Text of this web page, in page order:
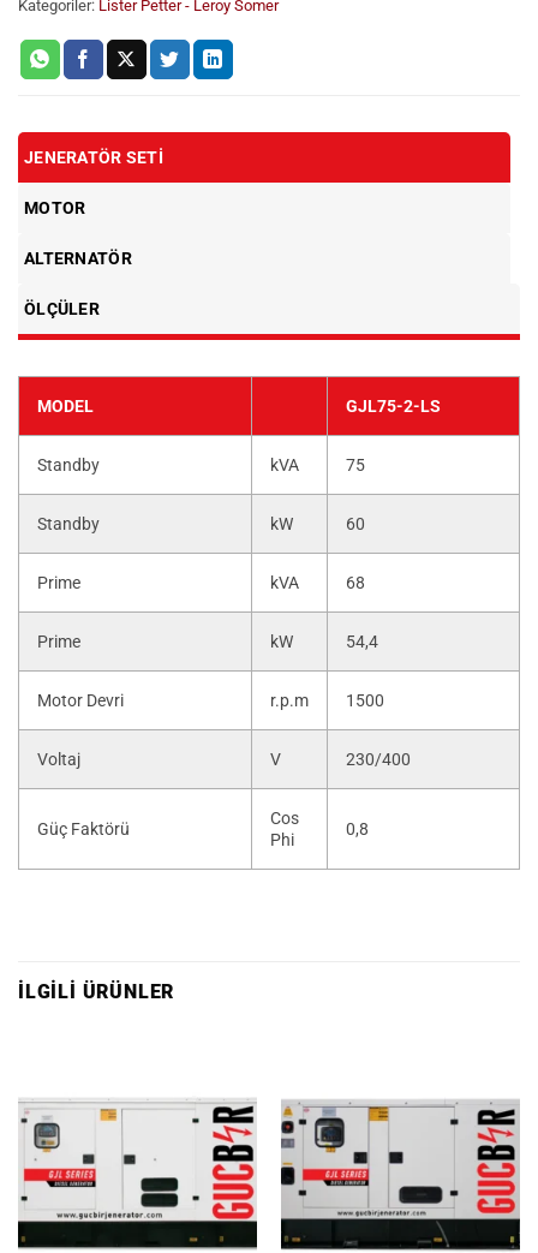
Kategoriler: Lister Petter - Leroy Somer
JENERATÖR SETI
MOTOR
ALTERNATÖR
ÖLÇÜLER
MODEL GJL75-2-LS
Standby kVA 75
Standby kW 60
Prime kVA 68
Prime kW 54,4
Motor Devri r.p.m 1500
Voltaj V 230/400
Güç Faktörü
Cos
Phi
0,8
İLGILI ÜRÜNLER